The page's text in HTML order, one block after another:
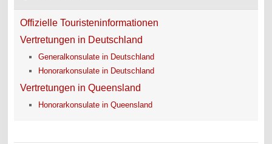
Offizielle Touristeninformationen
Vertretungen in Deutschland
Generalkonsulate in Deutschland
Honorarkonsulate in Deutschland
Vertretungen in Queensland
Honorarkonsulate in Queensland